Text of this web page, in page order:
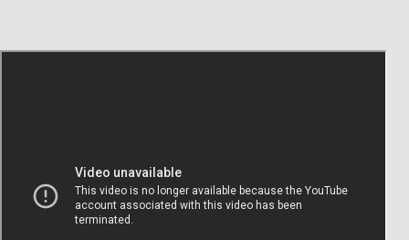
Descenso
Fotos
Bicicleterías
Tandem
Freerider
Cicloturismo